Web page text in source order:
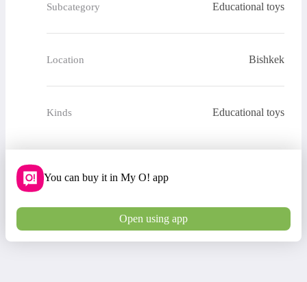
Subcategory Educational toys
Location Bishkek
Kinds Educational toys
You can buy it in My O! app
Open using app